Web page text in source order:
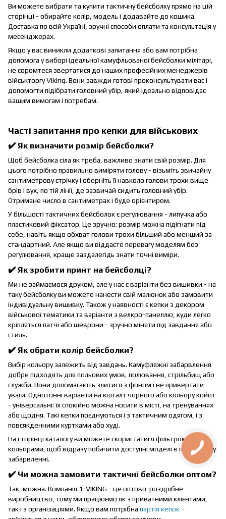
Ви можете вибрати та купити тактичну бейсболку прямо на цій
сторінці - обирайте колір, модель і додавайте до кошика.
Доставка по всій Україні, зручні способи оплати та консультація у
месенджерах.
Якщо у вас виникли додаткові запитання або вам потрібна
допомога у виборі ідеальної камуфльованої бейсболки мілітарі,
не соромтеся звертатися до наших професійних менеджерів
військторгу Viking. Вони завжди готові проконсультувати вас і
допомогти підібрати головний убір, який ідеально відповідає
вашим вимогам і потребам.
Часті запитання про кепки для військових
✔️ Як визначити розмір бейсболки?
Щоб бейсболка сіла як треба, важливо знати свій розмір. Для
цього потрібно правильно виміряти голову - візьміть звичайну
сантиметрову стрічку і оберніть її навколо голови трохи вище
брів і вух, по тій лінії, де зазвичай сидить головний убір.
Отримане число в сантиметрах і буде орієнтиром.
У більшості тактичних бейсболок є регулювання - липучка або
пластиковий фіксатор. Це зручно: розмір можна підігнати під
себе, навіть якщо обхват голови трохи більший або менший за
стандартний. Але якщо ви віддаєте перевагу моделям без
регулювання, краще заздалегідь знати точні виміри.
✔️ Як зробити принт на бейсболці?
Ми не займаємося друком, але у нас є варіанти без вишивки - на
таку бейсболку ви можете нанести свій малюнок або замовити
індивідуальну вишивку. Також у наявності є кепки з декором
військової тематики та варіанти з велкро-панеллю, куди легко
кріпляться патчі або шеврони - зручно міняти під завдання або
стиль.
✔️ Як обрати колір бейсболки?
Вибір кольору залежить від завдань. Камуфляжні забарвлення
добре підходять для польових умов, полювання, стрільбищ або
служби. Вони допомагають злитися з фоном і не привертати
уваги. Однотонні варіанти на кшталт чорного або кольору койот
- універсальні: їх спокійно можна носити в місті, на тренуваннях
або щодня. Такі кепки поєднуються і з тактичним одягом, і з
повсякденними куртками або худі.
На сторінці каталогу ви можете скористатися фільтром за
кольорами, щоб відразу побачити доступні моделі в потрібному
забарвленні.
✔️ Чи можна замовити тактичні бейсболки оптом?
Так, можна. Компанія 1-VIKING - це оптово-роздрібне
виробництво, тому ми працюємо як з приватними клієнтами,
так і з організаціями. Якщо вам потрібна партія кепок -